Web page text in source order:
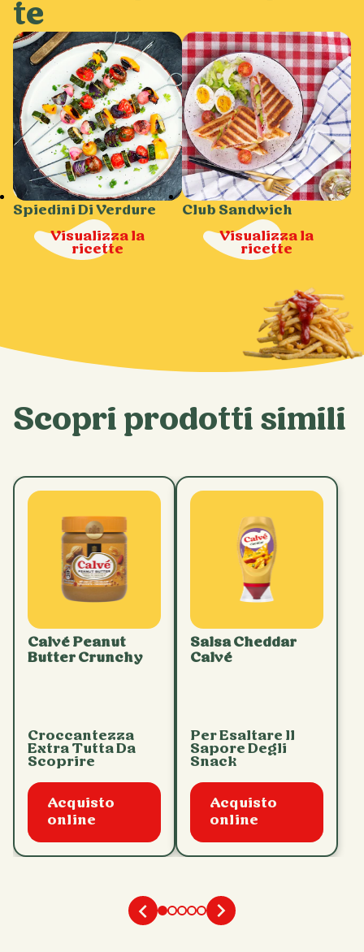
te
Spiedini Di Verdure
Visualizza la
ricette
Club Sandwich
Visualizza la
ricette
Scopri prodotti simili
Calvé Peanut
Butter Crunchy
Croccantezza
Extra Tutta Da
Scoprire
Acquisto
online
Salsa Cheddar
Calvé
Per Esaltare Il
Sapore Degli
Snack
Acquisto
online